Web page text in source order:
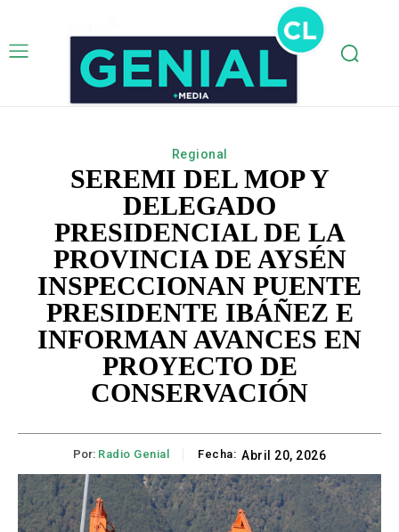
Regional
SEREMI DEL MOP Y
DELEGADO
PRESIDENCIAL DE LA
PROVINCIA DE AYSÉN
INSPECCIONAN PUENTE
PRESIDENTE IBÁÑEZ E
INFORMAN AVANCES EN
PROYECTO DE
CONSERVACIÓN
Por: Radio Genial Fecha: Abril 20, 2026